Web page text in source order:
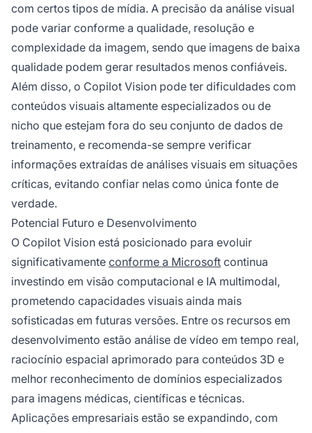
com certos tipos de mídia. A precisão da análise visual
pode variar conforme a qualidade, resolução e
complexidade da imagem, sendo que imagens de baixa
qualidade podem gerar resultados menos confiáveis.
Além disso, o Copilot Vision pode ter dificuldades com
conteúdos visuais altamente especializados ou de
nicho que estejam fora do seu conjunto de dados de
treinamento, e recomenda-se sempre verificar
informações extraídas de análises visuais em situações
críticas, evitando confiar nelas como única fonte de
verdade.
Potencial Futuro e Desenvolvimento
O Copilot Vision está posicionado para evoluir
significativamente conforme a Microsoft continua
investindo em visão computacional e IA multimodal,
prometendo capacidades visuais ainda mais
sofisticadas em futuras versões. Entre os recursos em
desenvolvimento estão análise de vídeo em tempo real,
raciocínio espacial aprimorado para conteúdos 3D e
melhor reconhecimento de domínios especializados
para imagens médicas, científicas e técnicas.
Aplicações empresariais estão se expandindo, com